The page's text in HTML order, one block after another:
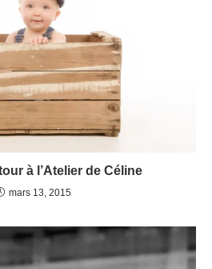
à l’Atelier de Céline
mars 13, 2015